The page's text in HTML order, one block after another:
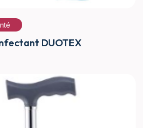
DUOTEX